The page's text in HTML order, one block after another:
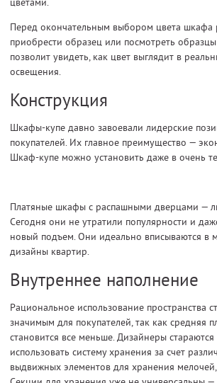
Перед окончательным выбором цвета шкафа
приобрести образец или посмотреть
позволит увидеть, как цвет выглядит в
освещения.
Конструкция
Шкафы-купе давно завоевали лидерские
покупателей. Их главное преимущество —
Шкаф-купе можно установить даже в очень
Платяные шкафы с распашными дверцами —
Сегодня они не утратили популярности и
новый подъем. Они идеально вписываются в
дизайны квартир.
Внутреннее наполнение
Рациональное использование пространства
значимым для покупателей, так как средняя
становится все меньше. Дизайнеры
использовать систему хранения за счет
выдвижных элементов для хранения